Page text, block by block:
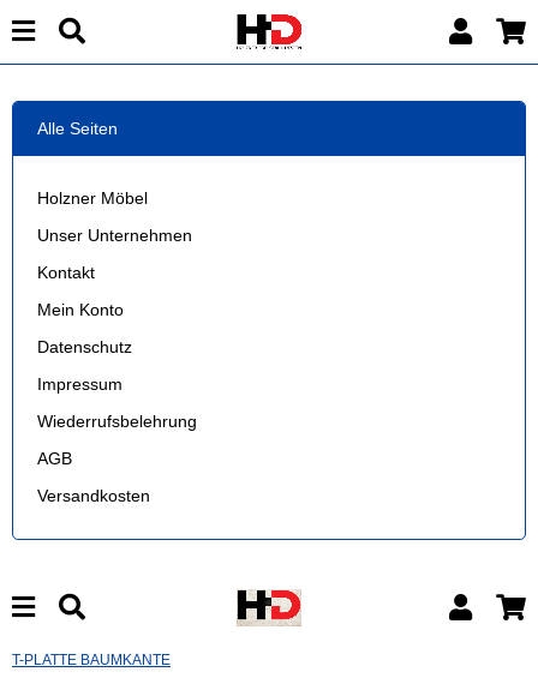
Alle Seiten
Holzner Möbel
Unser Unternehmen
Kontakt
Mein Konto
Datenschutz
Impressum
Wiederrufsbelehrung
AGB
Versandkosten
T-PLATTE BAUMKANTE